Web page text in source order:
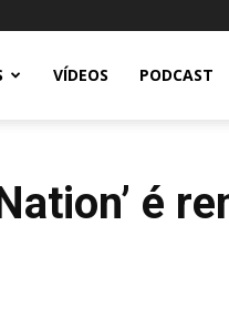
VÍDEOS PODCAST
é